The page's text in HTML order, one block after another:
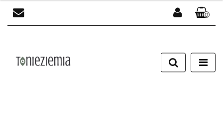
Załóż konto
Dodaj zgłoszenie
0